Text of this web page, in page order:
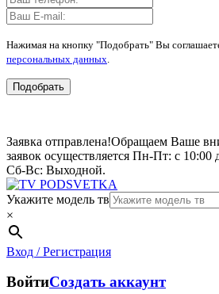
Нажимая на кнопку "Подобрать" Вы
персональных данных
Подобрать
Заявка отправлена!Обращаем Ваше
заявок осуществляется Пн-Пт: с 10:00
Сб-Вс: Выходной.
Укажите модель тв
×
Вход / Регистрация
ВойтиСоздать аккаунт